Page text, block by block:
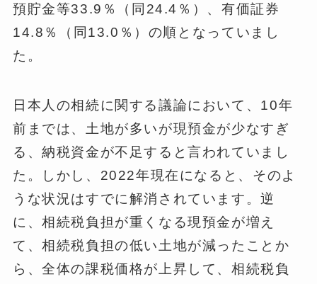
預貯金等33.9％（同24.4％）、有価証券
14.8％（同13.0％）の順となっていまし
た。
日本人の相続に関する議論において、10年
前までは、土地が多いが現預金が少なすぎ
る、納税資金が不足すると言われていまし
た。しかし、2022年現在になると、そのよ
うな状況はすでに解消されています。逆
に、相続税負担が重くなる現預金が増え
て、相続税負担の低い土地が減ったことか
ら、全体の課税価格が上昇して、相続税負